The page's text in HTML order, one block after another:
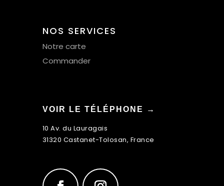
NOS SERVICES
Notre carte
Commander
VOIR LE TÉLÉPHONE →
10 Av. du Lauragais
31320 Castanet-Tolosan, France